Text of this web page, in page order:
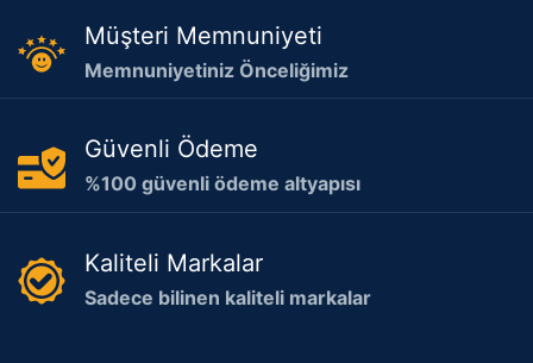
Müşteri Memnuniyeti
Memnuniyetiniz Önceliğimiz
Güvenli Ödeme
%100 güvenli ödeme altyapısı
Kaliteli Markalar
Sadece bilinen kaliteli markalar